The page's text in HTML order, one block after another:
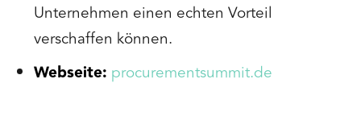
Unternehmen einen echten Vorteil
verschaffen können.
Webseite: procurementsummit.de